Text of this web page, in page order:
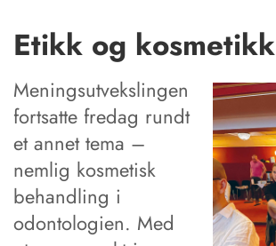
Etikk og kosmetikk
Meningsutvekslingen
fortsatte fredag rundt
et annet tema –
nemlig kosmetisk
behandling i
odontologien. Med